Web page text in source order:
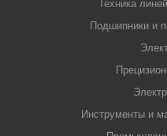
Техника
Подшипники и
Инструменты и